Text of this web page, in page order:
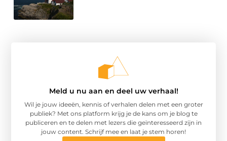
Meld u nu aan en deel uw verhaal!
Wil je jouw ideeën, kennis of verhalen delen met een groter
publiek? Met ons platform krijg je de kans om je blog te
publiceren en te delen met lezers die geïnteresseerd zijn in
jouw content. Schrijf mee en laat je stem horen!